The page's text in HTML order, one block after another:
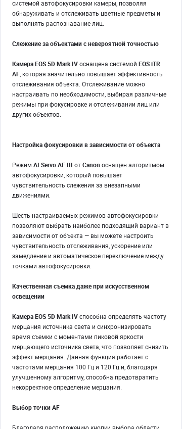
системой автофокусировки камеры, позволяя
обнаруживать и отслеживать цветные предметы и
выполнять распознавание лиц.
Слежение за объектами с невероятной точностью
Камера EOS 5D Mark IVоснащена системой EOS iTR
AF, которая значительно повышает эффективность
отслеживания объекта. Отслеживание можно
настраивать по необходимости, выбирая различные
режимы при фокусировке и отслеживании лиц или
других объектов.
Настройка фокусировки в зависимости от объекта
Режим AI Servo AF III отCanon оснащен алгоритмом
автофокусировки, который повышает
чувствительность слежения за внезапными
движениями.
Шесть настраиваемых режимов автофокусировки
позволяют выбрать наиболее подходящий вариант в
зависимости от объекта — вы можете настроить
чувствительность отслеживания, ускорение или
замедление и автоматическое переключение между
точками автофокусировки.
Качественная съемка даже при искусственном
освещении
Камера EOS 5D Mark IVспособна определять частоту
мерцания источника света и синхронизировать
время съемки с моментами пиковой яркости
мерцающего источника света, что позволяет снизить
эффект мерцания. Данная функция работает с
частотами мерцания 100 Гц и 120 Гц и, благодаря
улучшенному алгоритму, способна предотвратить
некорректное определение мерцания.
Выбор точки AF